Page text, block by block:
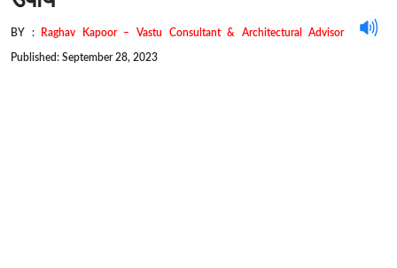
BY : Raghav Kapoor – Vastu Consultant & Architectural Advisor
Published: September 28, 2023